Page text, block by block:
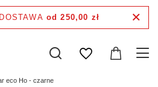
od 250,00 zł
eco Ho - czarne